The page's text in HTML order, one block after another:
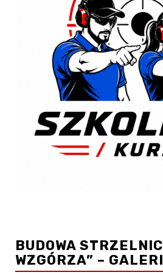
BUDOWA
WZGÓRZA” –